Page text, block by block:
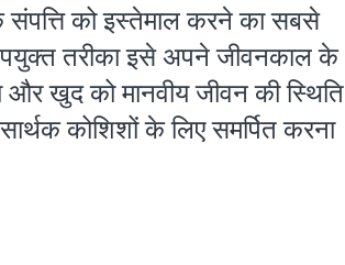
को इस्तेमाल करने का सबसे
तरीका इसे अपने जीवनकाल के
और खुद को मानवीय जीवन की स्थिति
कोशिशों के लिए समर्पित करना